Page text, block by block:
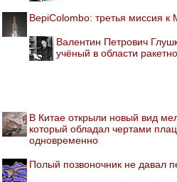
BepiColombo: третья миссия к
Валентин Петрович
учёный в области
В Китае открыли новый вид
который обладал чертами
одновременно
Полый позвоночник не давал